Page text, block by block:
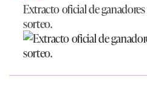
Extracto oficial de
sorteo.